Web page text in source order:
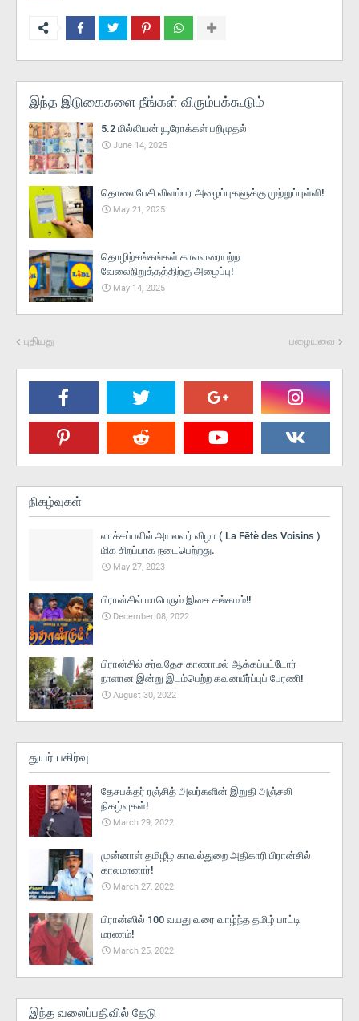
இந்த இடுகைகளை நீங்கள் விரும்பக்கூடும்
5.2 மில்லியன் யூரோக்கள் பறிமுதல்
June 14, 2025
தொலைபேசி விளம்பர அழைப்புகளுக்கு முற்றுப்புள்ளி!
May 21, 2025
தொழிற்சங்கங்கள் காலவரையற்ற
வேலைநிறுத்தத்திற்கு அழைப்பு!
May 14, 2025
புதியது பழையவை
நிகழ்வுகள்
லாச்சப்பலில் அயலவர் விழா ( La Fētè des Voisins )
மிக சிறப்பாக நடைபெற்றது.
May 27, 2023
பிரான்சில் மாபெரும் இசை சங்கமம்!!
December 08, 2022
பிரான்சில் சர்வதேச காணாமல் ஆக்கப்பட்டோர்
நாளான இன்று இடம்பெற்ற கவனயீர்ப்புப் பேரணி!
August 30, 2022
துயர் பகிர்வு
தேசபக்தர் ரஞ்சித் அவர்களின் இறுதி அஞ்சலி
நிகழ்வுகள்!
March 29, 2022
முன்னாள் தமிழீழ காவல்துறை அதிகாரி பிரான்சில்
காலமானார்!
March 27, 2022
பிரான்ஸில் 100 வயது வரை வாழ்ந்த தமிழ் பாட்டி
மரணம்!
March 25, 2022
இந்த வலைப்பதிவில் தேடு